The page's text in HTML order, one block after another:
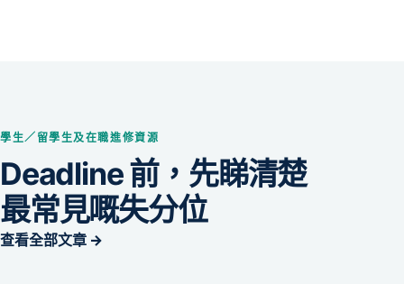
學生／留學生及在職進修資源
Deadline 前，先睇清楚
最常見嘅失分位
查看全部文章 →